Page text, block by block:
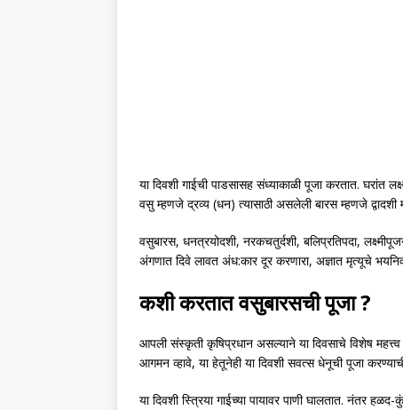
या दिवशी गाईची पाडसासह संध्याकाळी पूजा करतात. घरांत
वसु म्हणजे द्रव्य (धन) त्यासाठी असलेली बारस म्हणजे द्वादशी
वसुबारस, धनत्रयोदशी, नरकचतुर्दशी, बलिप्रतिपदा,
अंगणात दिवे लावत अंध:कार दूर करणारा, अज्ञात मृत्यूचे
कशी करतात वसुबारसची पूजा ?
आपली संस्कृती कृषिप्रधान असल्याने या दिवसाचे विशेष महत्त्व
आगमन व्हावे, या हेतूनेही या दिवशी सवत्स धेनूची पूजा
या दिवशी स्त्रिया गाईच्या पायावर पाणी घालतात. नंतर